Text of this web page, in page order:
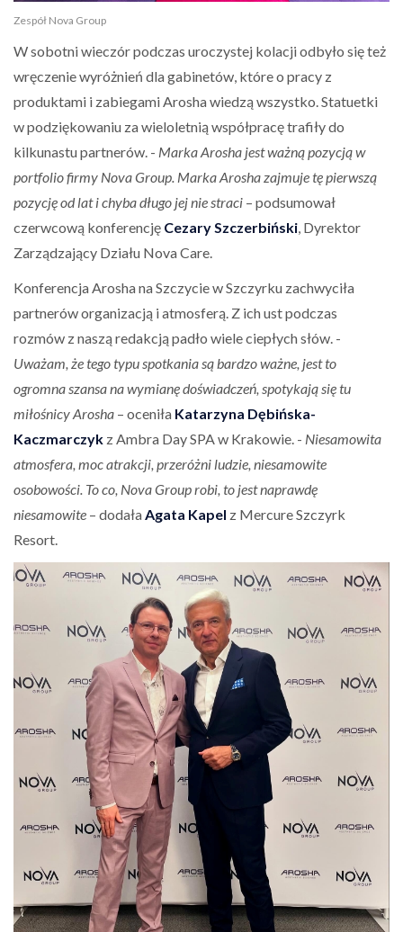
Zespół Nova Group
W sobotni wieczór podczas uroczystej kolacji odbyło się też
wręczenie wyróżnień dla gabinetów, które o pracy z
produktami i zabiegami Arosha wiedzą wszystko. Statuetki
w podziękowaniu za wieloletnią współpracę trafiły do
kilkunastu partnerów. - Marka Arosha jest ważną pozycją w
portfolio firmy Nova Group. Marka Arosha zajmuje tę pierwszą
pozycję od lat i chyba długo jej nie straci – podsumował
czerwcową konferencję Cezary Szczerbiński, Dyrektor
Zarządzający Działu Nova Care.
Konferencja Arosha na Szczycie w Szczyrku zachwyciła
partnerów organizacją i atmosferą. Z ich ust podczas
rozmów z naszą redakcją padło wiele ciepłych słów. -
Uważam, że tego typu spotkania są bardzo ważne, jest to
ogromna szansa na wymianę doświadczeń, spotykają się tu
miłośnicy Arosha – oceniła Katarzyna Dębińska-
Kaczmarczyk z Ambra Day SPA w Krakowie. - Niesamowita
atmosfera, moc atrakcji, przeróżni ludzie, niesamowite
osobowości. To co, Nova Group robi, to jest naprawdę
niesamowite – dodałaAgata Kapel z Mercure Szczyrk
Resort.